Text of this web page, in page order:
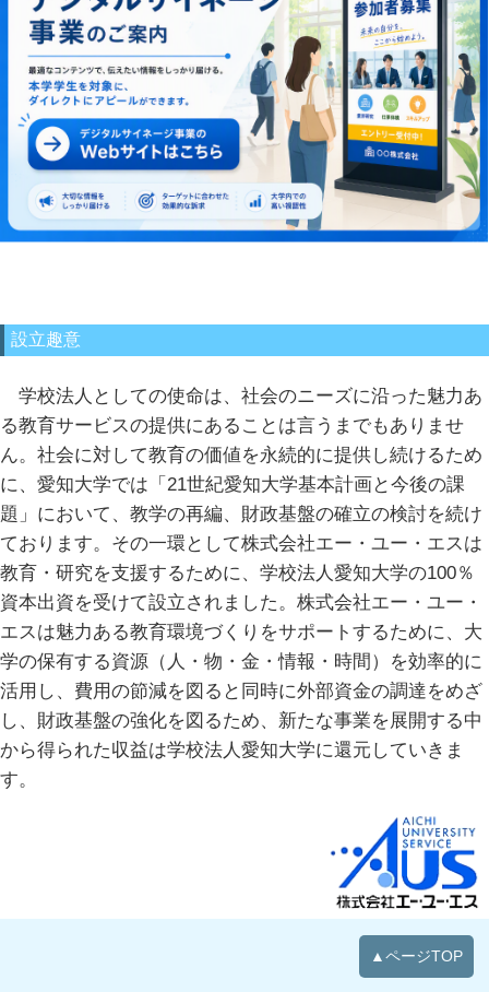
設立趣意
学校法人としての使命は、社会のニーズに沿った魅力あ
る教育サービスの提供にあることは言うまでもありませ
ん。社会に対して教育の価値を永続的に提供し続けるため
に、愛知大学では「21世紀愛知大学基本計画と今後の課
題」において、教学の再編、財政基盤の確立の検討を続け
ております。その一環として株式会社エー・ユー・エスは
教育・研究を支援するために、学校法人愛知大学の100％
資本出資を受けて設立されました。株式会社エー・ユー・
エスは魅力ある教育環境づくりをサポートするために、大
学の保有する資源（人・物・金・情報・時間）を効率的に
活用し、費用の節減を図ると同時に外部資金の調達をめざ
し、財政基盤の強化を図るため、新たな事業を展開する中
から得られた収益は学校法人愛知大学に還元していきま
す。
▲ページTOP